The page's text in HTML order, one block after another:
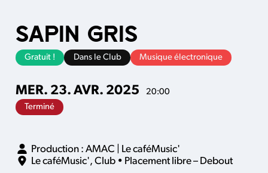
SAPIN GRIS
Gratuit ! Dans le Club Musique électronique
MER. 23. AVR. 2025
20:00
Terminé
Production : AMAC | Le caféMusic'
Le caféMusic',Club • Placement libre – Debout